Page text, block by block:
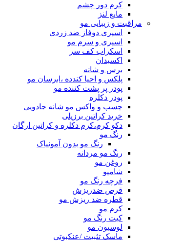
کرم دور چشم
مایع لنز
مراقبت و زیبایی مو
اسپری دوفاز ضد زردی
اسپری و سرم مو
اسکراب کف سر
اکسیدان
برس و شانه
پلکس و احیا کندده ،ابرسان مو
پودر پر پشت کننده مو
پودر دکلره
چسب و واکس مو شانه جادویی
خرید کراتین برزیلی
دکو کرم،کرم دکلره و کراتین ارگان
رنگ مو
رنگ مو بدون آمونیاک
رنگ مو مردانه
روغن مو
شامپو
فرچه رنگ مو
قرص ضدریزش
قطره ضد ریزش مو
کرم مو
کیت رنگ مو
لوسیون مو
ماسک تثبیت /عنکبوتی